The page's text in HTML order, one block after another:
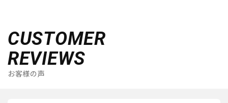
CUSTOMER
REVIEWS
お客様の声